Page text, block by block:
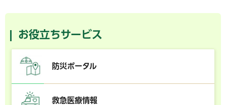
お役立ちサービス
防災ポータル
救急医療情報